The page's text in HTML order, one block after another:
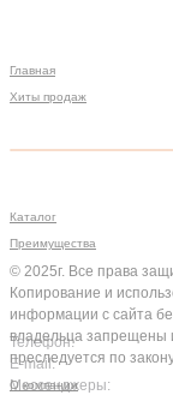
Телефон:
E-mail:
Мессенджеры:
Главная
Хиты продаж
Мы на связи
Каталог
Преимущества
© 2025г. Все права
Копирование и
информации с сайта
владельца запрещены
преследуется по
О компании